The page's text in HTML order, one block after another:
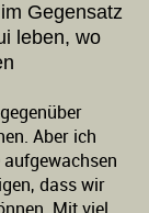
Gegensatz
leben, wo
Aber ich
dass wir